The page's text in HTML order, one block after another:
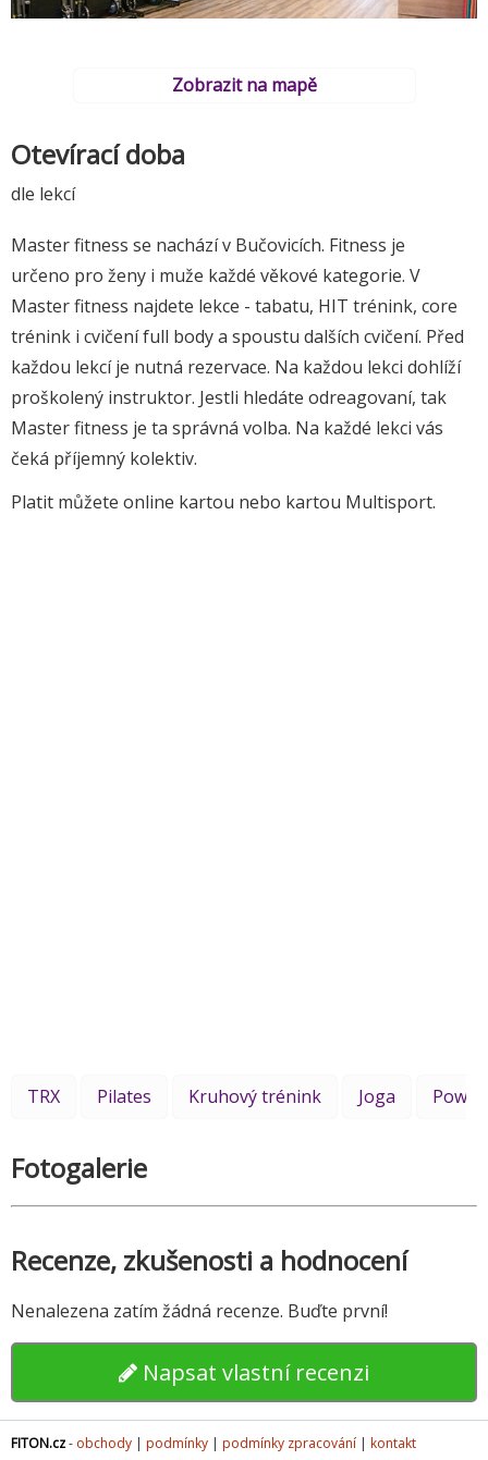
Zobrazit na mapě
Otevírací doba
dle lekcí
Master fitness se nachází v Bučovicích. Fitness je
určeno pro ženy i muže každé věkové kategorie. V
Master fitness najdete lekce - tabatu, HIT trénink, core
trénink i cvičení full body a spoustu dalších cvičení. Před
každou lekcí je nutná rezervace. Na každou lekci dohlíží
proškolený instruktor. Jestli hledáte odreagovaní, tak
Master fitness je ta správná volba. Na každé lekci vás
čeká příjemný kolektiv.
Platit můžete online kartou nebo kartou Multisport.
TRX Pilates Kruhový trénink Joga
Fotogalerie
Recenze, zkušenosti a hodnocení
Nenalezena zatím žádná recenze. Buďte první!
Napsat vlastní recenzi
FITON.cz- obchody | podmínky | podmínky zpracování | kontakt